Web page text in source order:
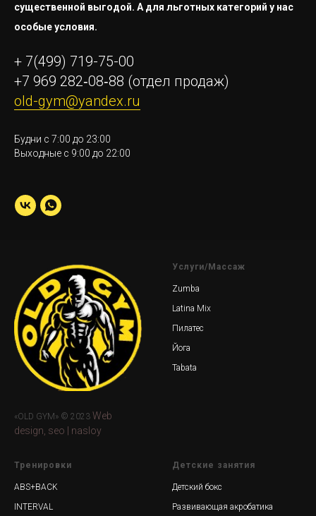
существенной выгодой. А для льготных категорий у нас
особые условия.
+ 7(499) 719-75-00
+7 969 282‑08‑88 (отдел продаж)
old-gym@yandex.ru
Будни с 7:00 до 23:00
Выходные с 9:00 до 22:00
«OLD GYM» © 2023 Web
design, seo | nasloy
Услуги/Массаж
Zumba
Latina Mix
Пилатес
Йога
Tabata
Тренировки
ABS+BACK
INTERVAL
Детские занятия
Детский бокс
Развивающая акробатика